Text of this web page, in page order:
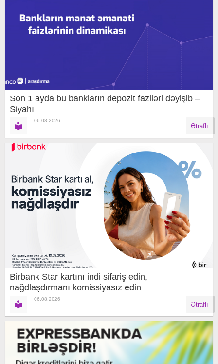
Son 1 ayda bu bankların depozit faziləri dəyişib –
Siyahı
06.08.2026
Ətraflı
Birbank Star kartını indi sifariş edin,
nağdlaşdırmanı komissiyasız edin
06.08.2026
Ətraflı